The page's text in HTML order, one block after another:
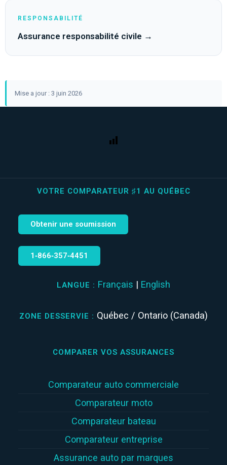
RESPONSABILITÉ
Assurance responsabilité civile →
Mise a jour : 3 juin 2026
VOTRE COMPARATEUR ♯1 AU QUÉBEC
Obtenir une soumission
1‑866‑357‑4451
LANGUE : Français | English
ZONE DESSERVIE : Québec / Ontario (Canada)
COMPARER VOS ASSURANCES
Comparateur auto commerciale
Comparateur moto
Comparateur bateau
Comparateur entreprise
Assurance auto par marques